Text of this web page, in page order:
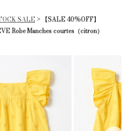
SALE > 【SALE 40%OFF】
Robe Manches courtes（citron）